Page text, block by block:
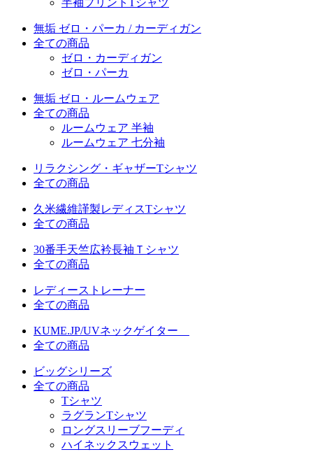
半袖プリントTシャツ
無垢 ゼロ・パーカ / カーディガン
全ての商品
ゼロ・カーディガン
ゼロ・パーカ
無垢 ゼロ・ルームウェア
全ての商品
ルームウェア 半袖
ルームウェア 七分袖
リラクシング・ギャザーTシャツ
全ての商品
久米繊維謹製レディスTシャツ
全ての商品
30番手天竺広衿長袖Ｔシャツ
全ての商品
レディーストレーナー
全ての商品
KUME.JP/UVネックゲイター
全ての商品
ビッグシリーズ
全ての商品
Tシャツ
ラグランTシャツ
ロングスリーブフーディ
ハイネックスウェット